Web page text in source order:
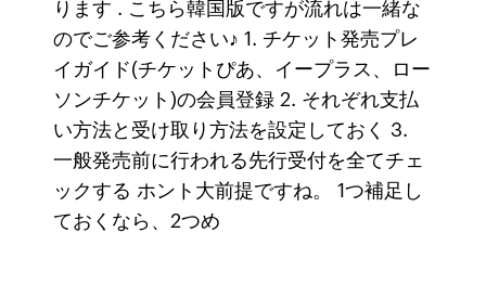
ります . こちら韓国版ですが流れは一緒な
のでご参考ください♪ 1. チケット発売プレ
イガイド(チケットぴあ、イープラス、ロー
ソンチケット)の会員登録 2. それぞれ支払
い方法と受け取り方法を設定しておく 3.
一般発売前に行われる先行受付を全てチェ
ックする ホント大前提ですね。 1つ補足し
ておくなら、2つめ